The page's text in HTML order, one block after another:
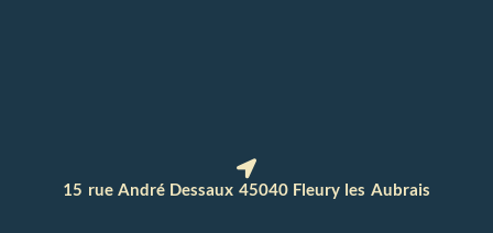
15 rue André Dessaux 45040 Fleury les Aubrais